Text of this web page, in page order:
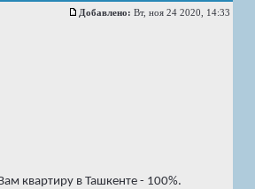
Добавлено: Вт, ноя 24 2020, 14:33
квартиру в Ташкенте - 100%.